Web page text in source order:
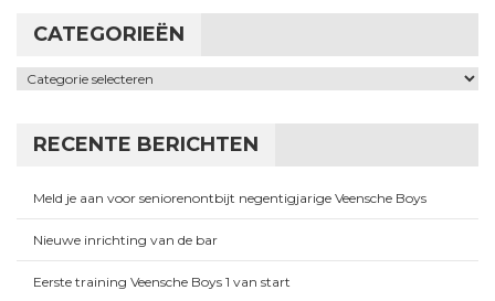
CATEGORIEËN
Categorieën
RECENTE BERICHTEN
Meld je aan voor seniorenontbijt negentigjarige Veensche Boys
Nieuwe inrichting van de bar
Eerste training Veensche Boys 1 van start